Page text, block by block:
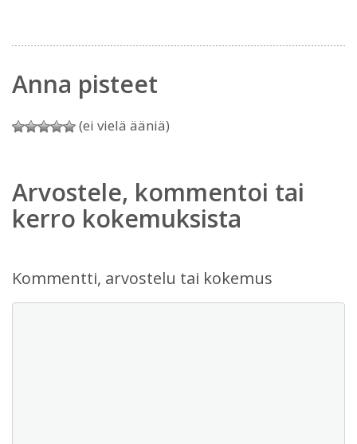
Anna pisteet
(ei vielä ääniä)
Arvostele, kommentoi tai
kerro kokemuksista
Kommentti, arvostelu tai kokemus